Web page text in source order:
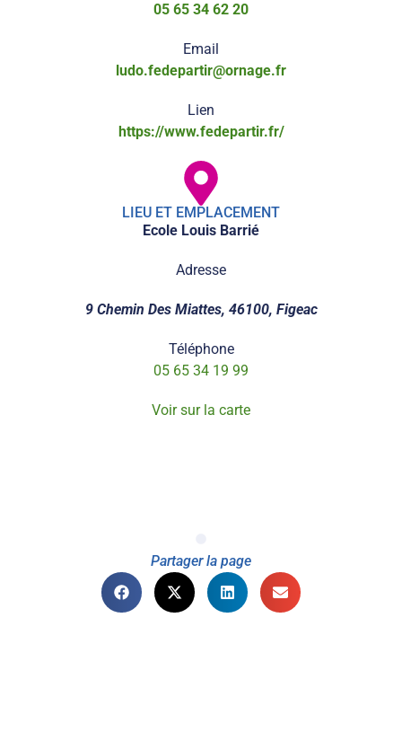
05 65 34 62 20
Email
ludo.fedepartir@ornage.fr
Lien
https://www.fedepartir.fr/
LIEU ET EMPLACEMENT
Ecole Louis Barrié
Adresse
9 Chemin Des Miattes, 46100, Figeac
Téléphone
05 65 34 19 99
Voir sur la carte
Partager la page